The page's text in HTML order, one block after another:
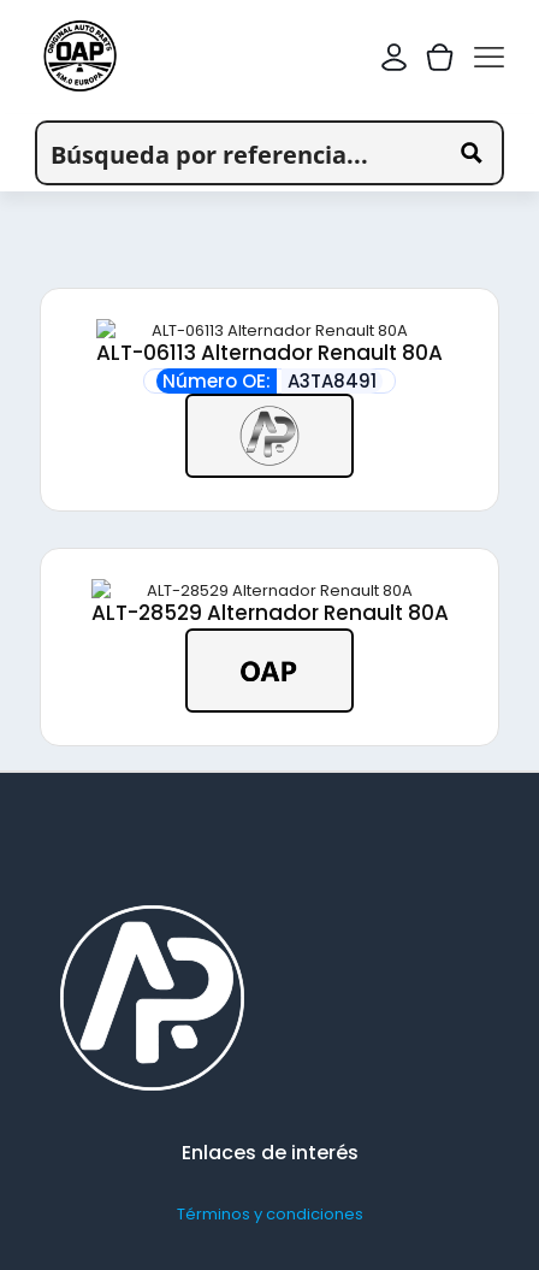
ALT-06113 Alternador Renault 80A
Número OE: A3TA8491
ALT-28529 Alternador Renault 80A
Enlaces de interés
Términos y condiciones